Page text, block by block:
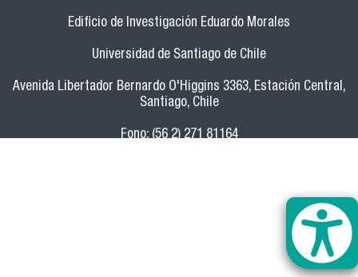
Edificio de Investigación Eduardo Morales
Universidad de Santiago de Chile
Avenida Libertador Bernardo O'Higgins 3363, Estación Central,
Santiago, Chile
Fono: (56 2) 271 81164